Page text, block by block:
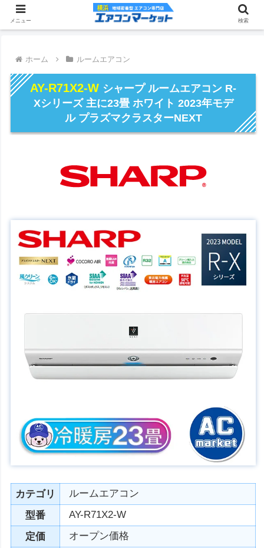
ホーム ルームエアコン
AY-R71X2-W シャープ ルームエアコン R-
Xシリーズ 主に23畳 ホワイト 2023年モデ
ル プラズマクラスターNEXT
カテゴリ
ルームエアコン
型番
AY-R71X2-W
定価
オープン価格
メニュー 検索